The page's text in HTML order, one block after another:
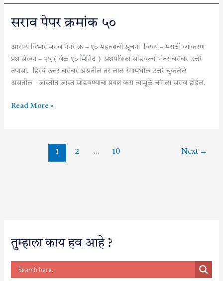
सराव पेपर क्रमांक ५०
आरोग्य विभार सराव पेपर क्र – १० महत्वाची सूचना विषय – मराठी व्याकरण
प्रश्न संख्या – २५ ( वेळ १० मिनिट ) प्रश्नपत्रिका सोडवल्या नंतर बरोबर उत्तरे
तपासा. हिरवे उत्तर बरोबर असतील तर लाल रंगामधील उत्तरे चुकलेले
असतील जास्तीत जास्त सोडवण्याचा प्रयत्न करा त्यामूळे चांगला सराव होईल.
सराव
क्रमांक
५०
Read More »
1 2 … 10 Next →
तुम्हाला काय हव आहे ?